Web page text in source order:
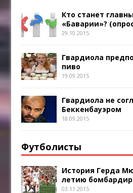
Кто станет
«Баварии»?
29.10.2015
Гвардиола
пиво
19.09.2015
Гвардиола не
Беккенбауэром
18.09.2015
Футболисты
История Герда
летию
03.11.2015